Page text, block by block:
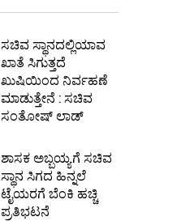
ಸಚಿವ ಸ್ಥಾನದಲ್ಲಿಯಾವ
ಖಾತೆ ಸಿಗುತ್ತದೆ
ಖುಷಿಯಿಂದ ನಿರ್ವಹಣೆ
ಮಾಡುತ್ತೇನೆ : ಸಚಿವ
ಸಂತೋಷ್ ಲಾಡ್
ಶಾಸಕ ಅಬ್ಬಯ್ಯಗೆ ಸಚಿವ
ಸ್ಥಾನ ಸಿಗದ ಹಿನ್ನಲೆ
ಟೈಯರಗೆ ಬೆಂಕಿ ಹಚ್ಚಿ
ಪ್ರತಿಭಟನೆ